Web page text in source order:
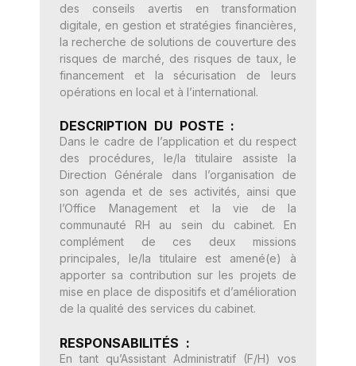
des conseils avertis en transformation
digitale, en gestion et stratégies financières,
la recherche de solutions de couverture des
risques de marché, des risques de taux, le
financement et la sécurisation de leurs
opérations en local et à l’international.
DESCRIPTION DU POSTE :
Dans le cadre de l’application et du respect
des procédures, le/la titulaire assiste la
Direction Générale dans l’organisation de
son agenda et de ses activités, ainsi que
l’Office Management et la vie de la
communauté RH au sein du cabinet. En
complément de ces deux missions
principales, le/la titulaire est amené(e) à
apporter sa contribution sur les projets de
mise en place de dispositifs et d’amélioration
de la qualité des services du cabinet.
RESPONSABILITÉS :
En tant qu’Assistant Administratif (F/H) vos